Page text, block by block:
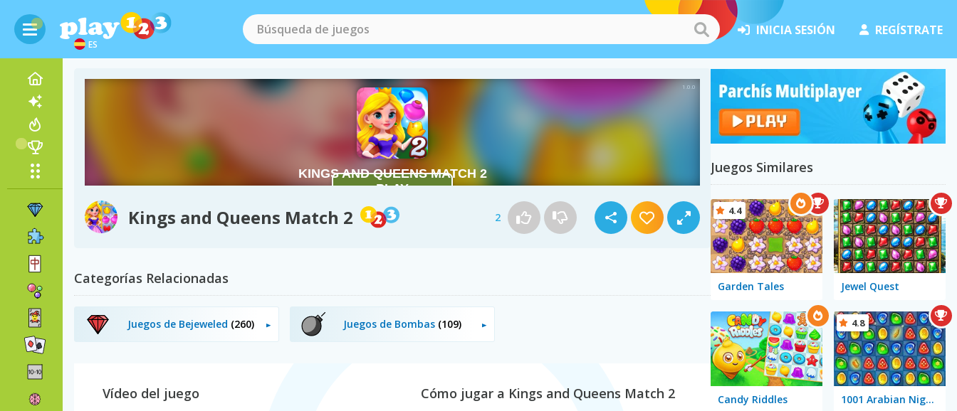
ES
INICIA SESIÓN REGÍSTRATE
Kings and Queens Match 2 2
Categorías Relacionadas
Juegos de Bejeweled (260) Juegos de Bombas (109)
Vídeo del juego Cómo jugar a Kings and Queens Match 2
Juegos Similares
Garden Tales
4.4
Jewel Quest
Candy Riddles 1001 Arabian Nights
4.8